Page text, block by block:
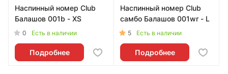
Наспинный номер Club
Балашов 001b - XS
0 Есть в наличии
Подробнее
Наспинный номер Club
самбо Балашов 001wr - L
5 Есть в наличии
Подробнее